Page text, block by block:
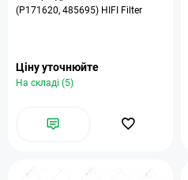
(P171620, 485695) HIFI Filter
Ціну уточнюйте
На складі (5)